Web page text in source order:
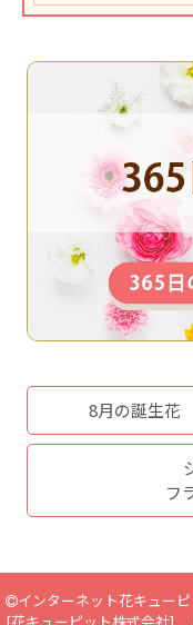
8月の誕生花
フ
インターネット花キューピ